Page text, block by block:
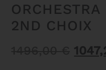
2ND CHOIX
Le